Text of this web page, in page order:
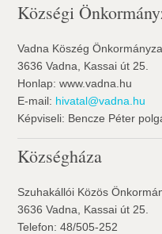
Községi
Vadna Köszég
3636 Vadna, Kassai út 25.
Honlap: www.vadna.hu
E-mail: hivatal@vadna.hu
Képviseli: Bencze Péter
Községháza
Szuhakállói Közös
3636 Vadna, Kassai út 25.
Telefon: 48/505-252